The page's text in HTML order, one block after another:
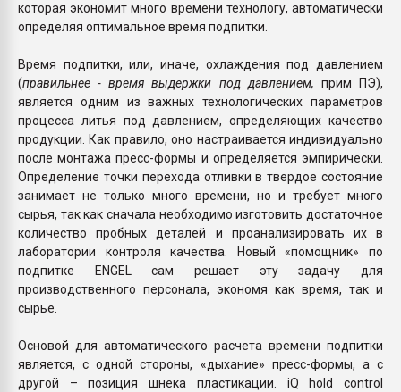
которая экономит много времени технологу, автоматически
определяя оптимальное время подпитки.
Время подпитки, или, иначе, охлаждения под давлением
(правильнее - время выдержки под давлением, прим ПЭ),
является одним из важных технологических параметров
процесса литья под давлением, определяющих качество
продукции. Как правило, оно настраивается индивидуально
после монтажа пресс-формы и определяется эмпирически.
Определение точки перехода отливки в твердое состояние
занимает не только много времени, но и требует много
сырья, так как сначала необходимо изготовить достаточное
количество пробных деталей и проанализировать их в
лаборатории контроля качества. Новый «помощник» по
подпитке ЕNGEL сам решает эту задачу для
производственного персонала, экономя как время, так и
сырье.
Основой для автоматического расчета времени подпитки
является, с одной стороны, «дыхание» пресс-формы, а с
другой – позиция шнека пластикации. iQ hold control